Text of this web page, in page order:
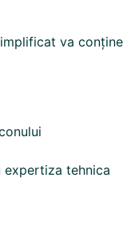
va conține
expertiza tehnica